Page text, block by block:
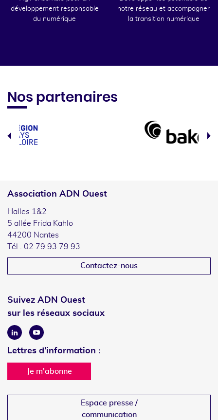
développement responsable
du numérique
notre réseau et accompagner
la transition numérique
Nos partenaires
Association ADN Ouest
Halles 1&2
5 allée Frida Kahlo
44200 Nantes
Tél : 02 79 93 79 93
Contactez-nous
Suivez ADN Ouest
sur les réseaux sociaux
LinkedinYoutube
Lettres d'information :
Je m'abonne
Espace presse /
communication